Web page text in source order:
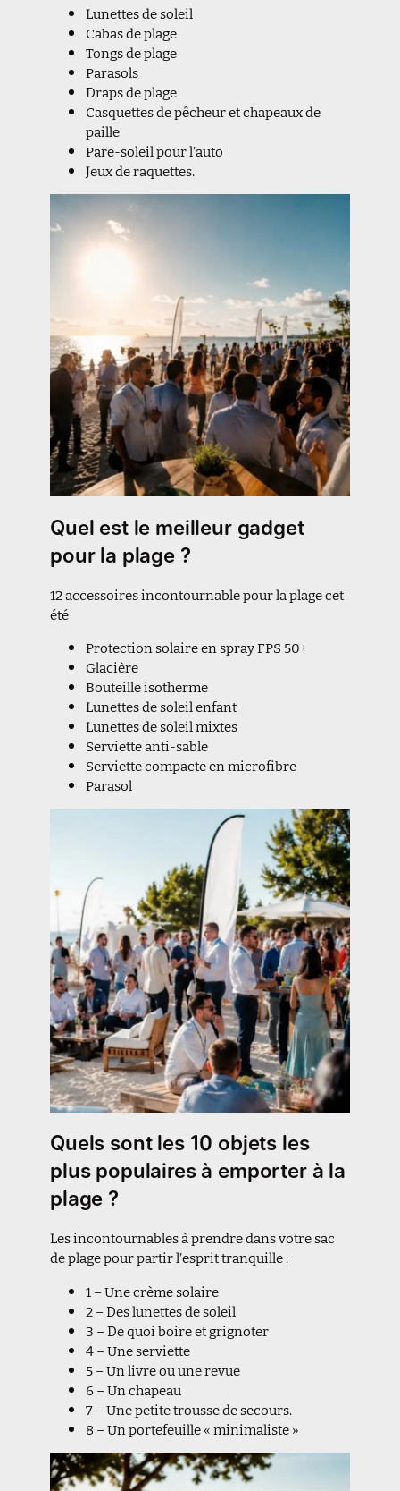
Lunettes de soleil
Cabas de plage
Tongs de plage
Parasols
Draps de plage
Casquettes de pêcheur et chapeaux de
paille
Pare-soleil pour l’auto
Jeux de raquettes.
Quel est le meilleur gadget
pour la plage ?
12 accessoires incontournable pour la plage cet
été
Protection solaire en spray FPS 50+
Glacière
Bouteille isotherme
Lunettes de soleil enfant
Lunettes de soleil mixtes
Serviette anti-sable
Serviette compacte en microfibre
Parasol
Quels sont les 10 objets les
plus populaires à emporter à la
plage ?
Les incontournables à prendre dans votre sac
de plage pour partir l’esprit tranquille :
1 – Une crème solaire
2 – Des lunettes de soleil
3 – De quoi boire et grignoter
4 – Une serviette
5 – Un livre ou une revue
6 – Un chapeau
7 – Une petite trousse de secours.
8 – Un portefeuille « minimaliste »